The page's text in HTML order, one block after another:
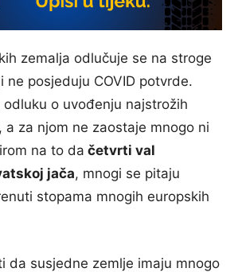
zemalja odlučuje se na stroge
ne posjeduju COVID potvrde.
o uvođenju najstrožih
a za njom ne zaostaje mnogo ni
na to da četvrti val
jača, mnogi se pitaju
stopama mnogih europskih
da susjedne zemlje imaju mnogo